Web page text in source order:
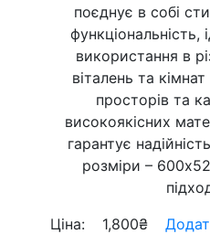
поєднує в собі
функціональність,
використання в
віталень та
просторів та
високоякісних
гарантує
розміри –
Ціна:
1,800₴